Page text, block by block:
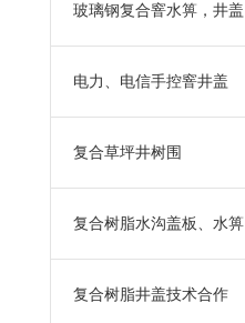
玻璃钢复合窨水箅，井盖
电力、电信手控窨井盖
复合草坪井树围
复合树脂水沟盖板、水箅
复合树脂井盖技术合作